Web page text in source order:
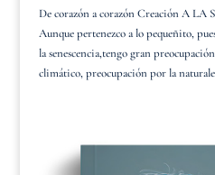
De corazón a corazón Creación A
Aunque pertenezco a lo pequeñito,
la senescencia,tengo gran
climático, preocupación por la